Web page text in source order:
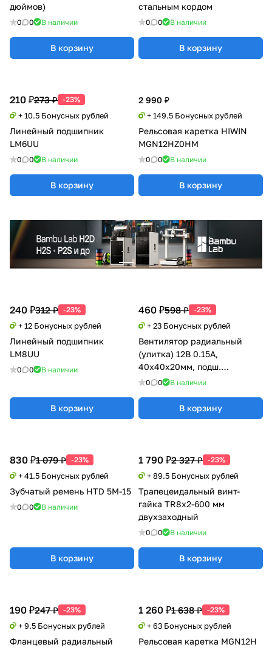
дюймов)
0 0 В наличии
В корзину
стальным кордом
0 0 В наличии
В корзину
210 ₽273 ₽ -23%
+ 10.5 Бонусных рублей
Линейный подшипник
LM6UU
0 0 В наличии
В корзину
2 990 ₽
+ 149.5 Бонусных рублей
Рельсовая каретка HIWIN
MGN12HZ0HM
0 0 В наличии
В корзину
240 ₽312 ₽ -23%
+ 12 Бонусных рублей
Линейный подшипник
LM8UU
0 0 В наличии
В корзину
460 ₽598 ₽ -23%
+ 23 Бонусных рублей
Вентилятор радиальный
(улитка) 12В 0.15А,
40х40х20мм, подш.
скольжения, Xinyujie
0 0 В наличии
В корзину
830 ₽1 079 ₽ -23%
+ 41.5 Бонусных рублей
Зубчатый ремень HTD 5M-15
0 0 В наличии
В корзину
1 790 ₽2 327 ₽ -23%
+ 89.5 Бонусных рублей
Трапецеидальный винт-
гайка TR8x2-600 мм
двухзаходный
0 0 В наличии
В корзину
190 ₽247 ₽ -23%
+ 9.5 Бонусных рублей
Фланцевый радиальный
1 260 ₽1 638 ₽ -23%
+ 63 Бонусных рублей
Рельсовая каретка MGN12H